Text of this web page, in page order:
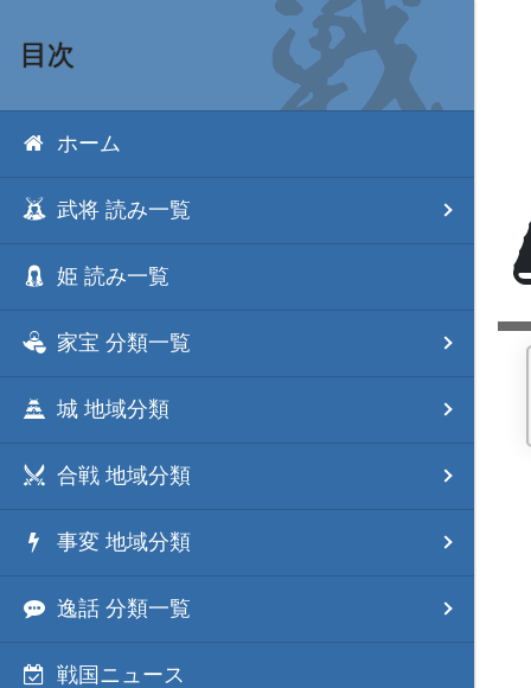
目次
ホーム
武将 読み一覧
姫 読み一覧
家宝 分類一覧
城 地域分類
合戦 地域分類
事変 地域分類
逸話 分類一覧
戦国ニュース